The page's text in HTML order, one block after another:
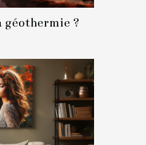
géothermie ?